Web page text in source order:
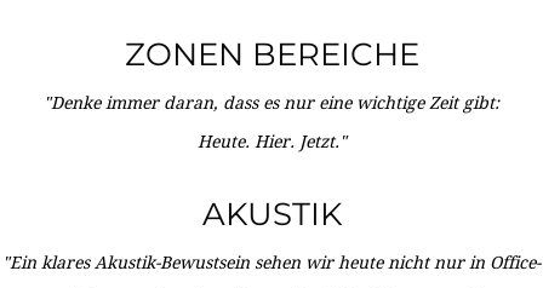
ZONEN BEREICHE
"Denke immer daran, dass es nur eine wichtige Zeit gibt:
Heute. Hier. Jetzt."
AKUSTIK
"Ein klares Akustik-Bewustsein sehen wir heute nicht nur in Office-